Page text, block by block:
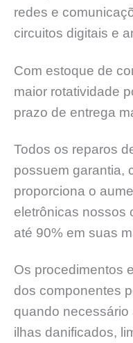
redes e
circuitos digitais e
Com estoque de
maior rotatividade
prazo de entrega
Todos os reparos
possuem garantia,
proporciona o
eletrônicas nossos
até 90% em suas
Os procedimentos
dos componentes
quando necessário
ilhas danificados,